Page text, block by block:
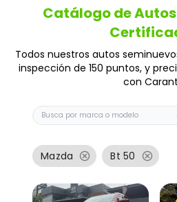
Catálogo de
Todos nuestros autos
inspección de 150 puntos, y
con
Buscar auto por marca o
Mazda cancel Bt 50 cancel